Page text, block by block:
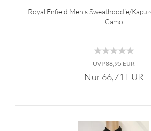
Royal Enfield Men's Sweathoodie/
Camo
UVP 88,95 EUR
Nur 66,71 EUR